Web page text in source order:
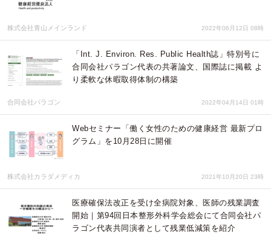
株式会社青山メインランド 2022年06月12日 08時
「Int. J. Environ. Res. Public Health誌」特別号に
合同会社パラゴン代表の共著論文、国際誌に掲載 よ
り柔軟な休暇取得体制の構築
合同会社パラゴン 2022年04月14日 01時
Webセミナー「働く女性のための健康経営 最新プロ
グラム」を10月28日に開催
株式会社カラダメディカ 2021年10月20日 23時
医療確保法改正を受け全病院対象、医師の残業調査
開始｜第94回日本整形外科学会総会にて合同会社パ
ラゴン代表共同演者として残業低減策を紹介